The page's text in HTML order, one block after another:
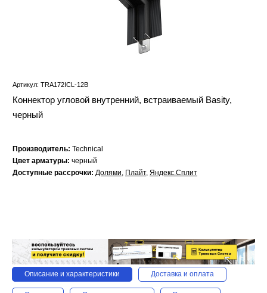
Артикул: TRA172ICL-12B
Коннектор угловой внутренний, встраиваемый Basity,
черный
Производитель: Technical
Цвет арматуры: черный
Доступные рассрочки: Долями, Плайт, Яндекс.Сплит
Описание и характеристики Доставка и оплата